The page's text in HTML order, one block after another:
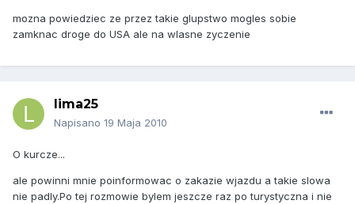
mozna powiedziec ze przez takie glupstwo mogles sobie
zamknac droge do USA ale na wlasne zyczenie
lima25
Napisano 19 Maja 2010
O kurcze...
ale powinni mnie poinformowac o zakazie wjazdu a takie slowa
nie padly.Po tej rozmowie bylem jeszcze raz po turystyczna i nie